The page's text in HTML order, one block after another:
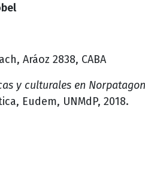
Aráoz 2838, CABA
y culturales en
Eudem, UNMdP, 2018.